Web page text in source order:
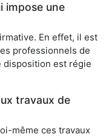
impose une
En effet, il est
professionnels de
est régie
travaux de
même ces travaux